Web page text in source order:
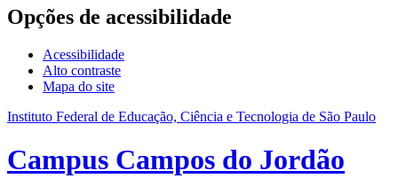
Acesso à informação
Opções de acessibilidade
Acessibilidade
Alto contraste
Mapa do site
Instituto Federal de Educação, Ciência e Tecnologia de São Paulo
Campus Campos do Jordão